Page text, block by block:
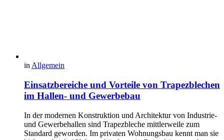
inAllgemein
Einsatzbereiche und Vorteile von Trapezblechen
im Hallen- und Gewerbebau
In der modernen Konstruktion und Architektur von Industrie-
und Gewerbehallen sind Trapezbleche mittlerweile zum
Standard geworden. Im privaten Wohnungsbau kennt man sie